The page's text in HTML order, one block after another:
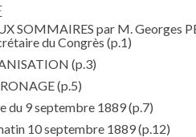
SOMMAIRES par M. Georges
du Congrès (p.1)
(p.3)
(p.5)
du 9 septembre 1889(p.7)
10 septembre 1889(p.12)